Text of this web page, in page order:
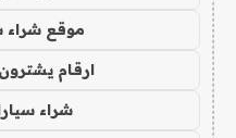
موقع شراء
ارقام
شراء